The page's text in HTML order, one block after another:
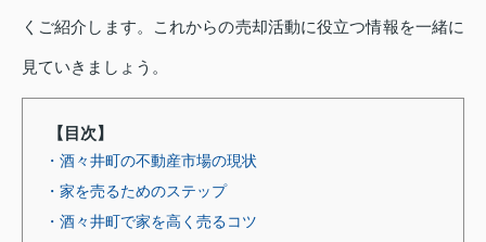
くご紹介します。これからの売却活動に役立つ情報を一緒に
見ていきましょう。
【目次】
・酒々井町の不動産市場の現状
・家を売るためのステップ
・酒々井町で家を高く売るコツ